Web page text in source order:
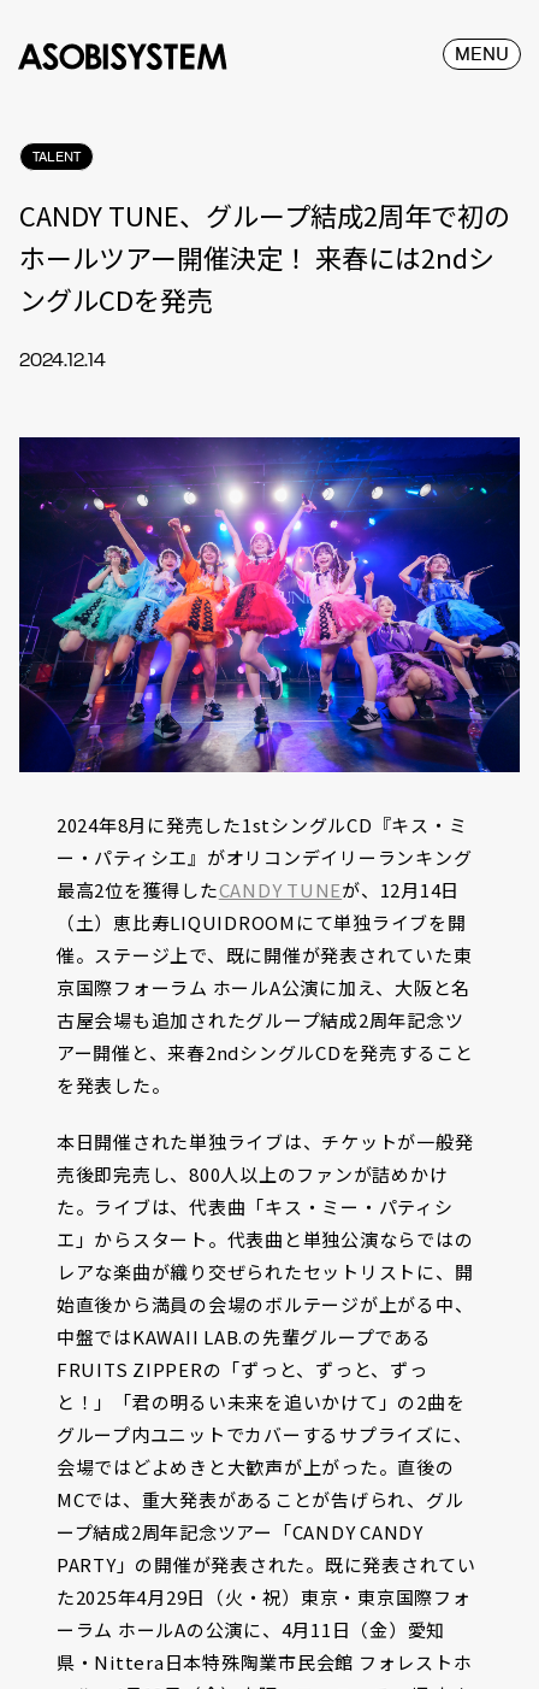
MENU
TALENT
CANDY TUNE、グループ結成2周年で初の
ホールツアー開催決定！ 来春には2ndシ
ングルCDを発売
2024.12.14
2024年8月に発売した1stシングルCD『キス・ミ
ー・パティシエ』がオリコンデイリーランキング
最高2位を獲得したCANDY TUNEが、12月14日
（土）恵比寿LIQUIDROOMにて単独ライブを開
催。ステージ上で、既に開催が発表されていた東
京国際フォーラム ホールA公演に加え、大阪と名
古屋会場も追加されたグループ結成2周年記念ツ
アー開催と、来春2ndシングルCDを発売すること
を発表した。
本日開催された単独ライブは、チケットが一般発
売後即完売し、800人以上のファンが詰めかけ
た。ライブは、代表曲「キス・ミー・パティシ
エ」からスタート。代表曲と単独公演ならではの
レアな楽曲が織り交ぜられたセットリストに、開
始直後から満員の会場のボルテージが上がる中、
中盤ではKAWAII LAB.の先輩グループである
FRUITS ZIPPERの「ずっと、ずっと、ずっ
と！」「君の明るい未来を追いかけて」の2曲を
グループ内ユニットでカバーするサプライズに、
会場ではどよめきと大歓声が上がった。直後の
MCでは、重大発表があることが告げられ、グル
ープ結成2周年記念ツアー「CANDY CANDY
PARTY」の開催が発表された。既に発表されてい
た2025年4月29日（火・祝）東京・東京国際フォ
ーラム ホールAの公演に、4月11日（金）愛知
県・Nittera日本特殊陶業市民会館 フォレストホ